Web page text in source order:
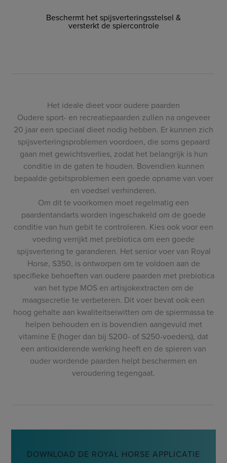
Beschermt het spijsverteringsstelsel &
versterkt de spiercontrole
Het ideale dieet voor oudere paarden
Oudere sport- en recreatiepaarden zullen na ongeveer
20 jaar een speciaal dieet nodig hebben. Er kunnen zich
spijsverteringsproblemen voordoen, die soms gepaard
gaan met gewichtsverlies, zodat het belangrijk is hun
conditie in de gaten te houden. Bovendien kunnen
bepaalde gebitsproblemen een goede opname van voer
en voedsel verhinderen.
Om dit te voorkomen moet regelmatig een
paardentandarts worden ingeschakeld om de goede
conditie van hun gebit te controleren. Kies ook voor een
voeding verrijkt met prebiotica om een goede
spijsvertering te garanderen. Het senior voer van Royal
Horse, S350, is ontworpen om te voldoen aan de
specifieke behoeften van oudere paarden met prebiotica
van het type MOS en artisjokextracten om de
maagsecretie te verbeteren. Dit voer bevat ook een
hoog gehalte aan kwaliteitseiwitten om de spiermassa te
helpen behouden en is bovendien aangevuld met
vitamine E (hoger dan bij S200- of S250-voeders), dat
een antioxiderende werking heeft en de spieren van
ouder wordende paarden helpt beschermen en
veroudering tegengaat.
DOWNLOAD DE ROYAL HORSE APPLICATIE